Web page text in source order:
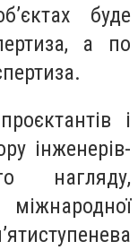
буде
а по
і
інженерів-
нагляду,